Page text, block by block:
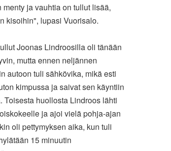
ja vauhtia on tullut lisää,
kisoihin", lupasi Vuorisalo.
Joonas Lindroosilla oli tänään
mutta ennen neljännen
autoon tuli sähkövika, mikä esti
kimpussa ja saivat sen käyntiin
Toisesta huollosta Lindroos lähti
ja ajoi vielä pohja-ajan
oli pettymyksen aika, kun tuli
15 minuutin